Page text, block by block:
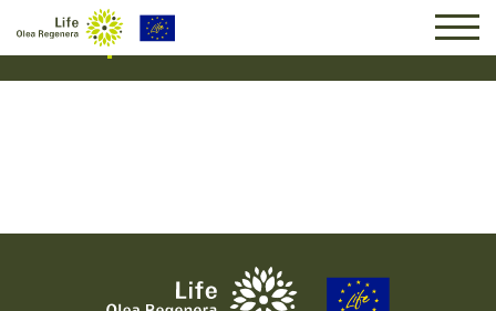
Suscripción #16005